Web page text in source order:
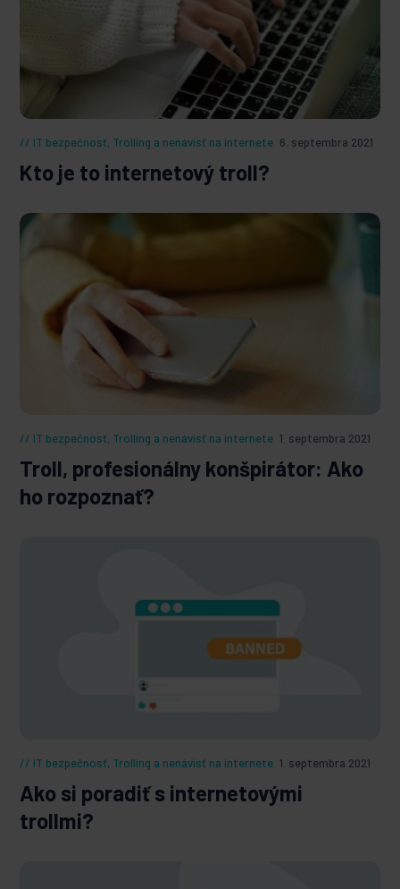
IT bezpečnosť, Trolling a nenávisť na internete 6. septembra 2021
Kto je to internetový troll?
IT bezpečnosť, Trolling a nenávisť na internete 1. septembra 2021
Troll, profesionálny konšpirátor: Ako
ho rozpoznať?
IT bezpečnosť, Trolling a nenávisť na internete 1. septembra 2021
Ako si poradiť s internetovými
trollmi?